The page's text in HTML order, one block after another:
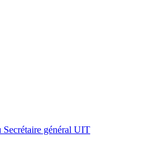
général UIT